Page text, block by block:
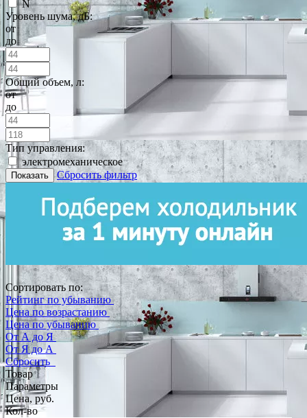
N
Уровень шума, дБ:
от
до
Общий объем, л:
от
до
Тип управления:
электромеханическое
Показать Сбросить фильтр
Сортировать по:
Рейтинг по убыванию
Цена по возрастанию
Цена по убыванию
От А до Я
От Я до А
Сбросить
Товар
Параметры
Цена, руб.
Кол-во